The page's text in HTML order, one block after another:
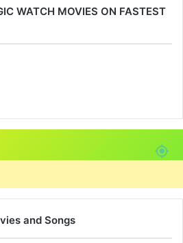
WATCH MOVIES ON FASTEST
and Songs